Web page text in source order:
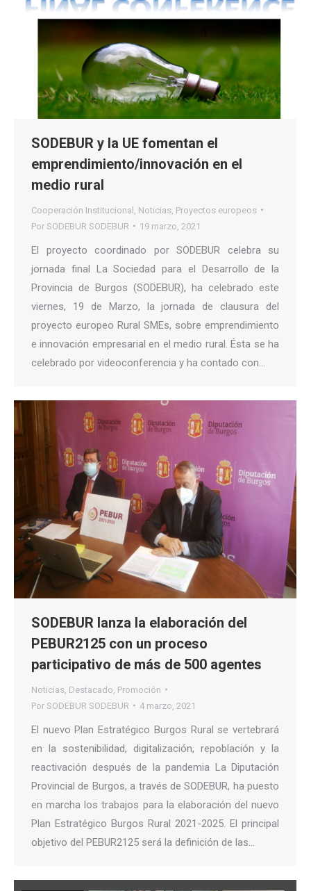
SODEBUR y la UE fomentan el
emprendimiento/innovación en el
medio rural
Cooperación Institucional Noticias Proyectos europeos
Por SODEBUR SODEBUR 19 marzo, 2021
El proyecto coordinado por SODEBUR celebra su
jornada final La Sociedad para el Desarrollo de la
Provincia de Burgos (SODEBUR), ha celebrado este
viernes, 19 de Marzo, la jornada de clausura del
proyecto europeo Rural SMEs, sobre emprendimiento
e innovación empresarial en el medio rural. Ésta se ha
celebrado por videoconferencia y ha contado con…
SODEBUR lanza la elaboración del
PEBUR2125 con un proceso
participativo de más de 500 agentes
Noticias Destacado Promoción
Por SODEBUR SODEBUR 4 marzo, 2021
El nuevo Plan Estratégico Burgos Rural se vertebrará
en la sostenibilidad, digitalización, repoblación y la
reactivación después de la pandemia La Diputación
Provincial de Burgos, a través de SODEBUR, ha puesto
en marcha los trabajos para la elaboración del nuevo
Plan Estratégico Burgos Rural 2021-2025. El principal
objetivo del PEBUR2125 será la definición de las…